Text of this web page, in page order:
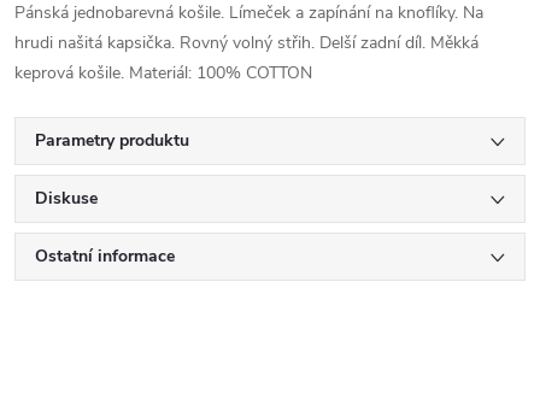
Pánská jednobarevná košile. Límeček a zapínání na knoflíky. Na
hrudi našitá kapsička. Rovný volný střih. Delší zadní díl. Měkká
keprová košile. Materiál: 100% COTTON
Parametry produktu
Diskuse
Ostatní informace